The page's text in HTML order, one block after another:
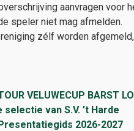
aanvragen voor
speler niet mag afmelden.
zélf worden
VELUWECUP BARST
van S.V. ’t Harde
2026-2027